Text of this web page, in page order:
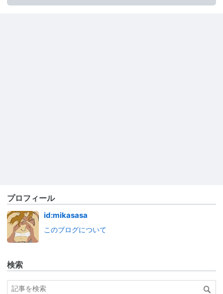
プロフィール
id:mikasasa
このブログについて
検索